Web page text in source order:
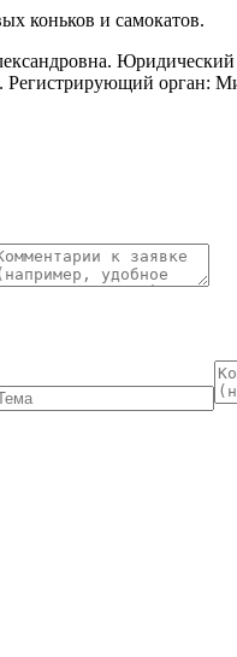
коньков и самокатов.
Регистрирующий орган: